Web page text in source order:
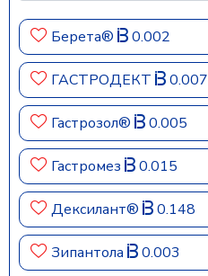
Берета® 0.002
ГАСТРОДЕКТ 0.007
Гастрозол® 0.005
Гастромез 0.015
Дексилант® 0.148
Зипантола 0.003